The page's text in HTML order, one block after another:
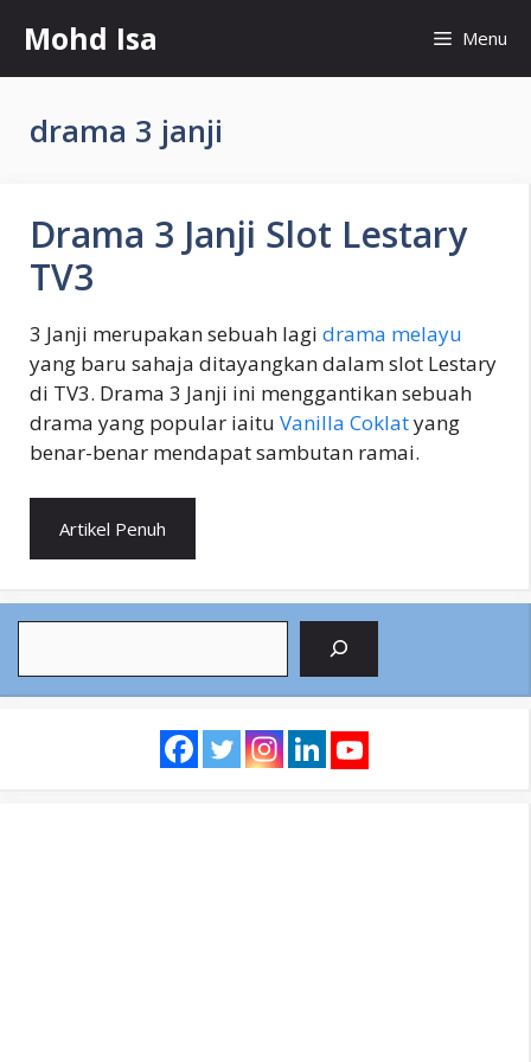
content
Mohd Isa Menu
drama 3 janji
Drama 3 Janji Slot Lestary
TV3
3 Janji merupakan sebuah lagi drama melayu
yang baru sahaja ditayangkan dalam slot Lestary
di TV3. Drama 3 Janji ini menggantikan sebuah
drama yang popular iaitu Vanilla Coklatyang
benar-benar mendapat sambutan ramai.
Artikel Penuh